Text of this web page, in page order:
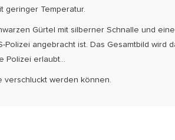
geringer Temperatur.
Gürtel mit silberner Schnalle und
angebracht ist. Das Gesamtbild wird
erlaubt...
werden können.